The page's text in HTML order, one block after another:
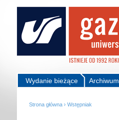
Archiwum
Wydanie bieżące
Strona główna › Wstępniak